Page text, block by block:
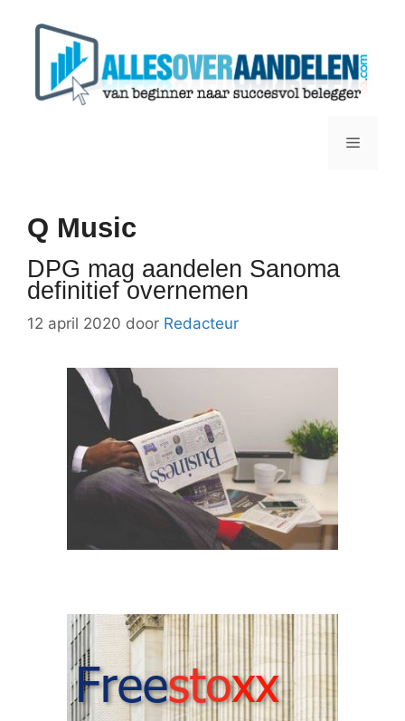
Menu
Q Music
DPG mag aandelen Sanoma
definitief overnemen
12 april 2020 door Redacteur